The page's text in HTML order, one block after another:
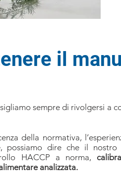
il
sempre di rivolgersi a
della normativa,
possiamo dire che il nostro
HACCP a norma,
analizzata.